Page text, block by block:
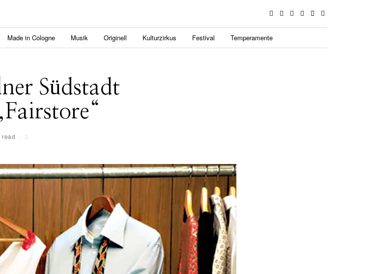
Made in Cologne Musik Originell Kulturzirkus Festival Temperamente
Südstadt
read